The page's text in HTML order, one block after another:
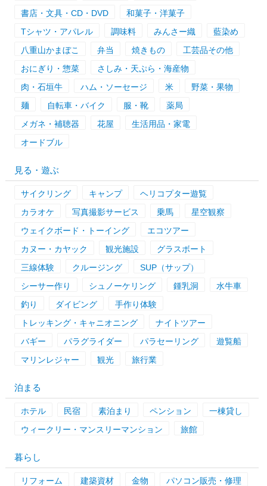
書店・文具・CD・DVD
和菓子・洋菓子
Tシャツ・アパレル
調味料 みんさー織
藍染め
八重山かまぼこ
弁当 焼きもの
工芸品その他
おにぎり・惣菜
さしみ・天ぷら・海産物
肉・石垣牛
ハム・ソーセージ 米
野菜・果物
麺
自転車・バイク 服・靴
薬局
メガネ・補聴器
花屋
生活用品・家電
オードブル
見る・遊ぶ
サイクリング キャンプ
ヘリコプター遊覧
カラオケ
写真撮影サービス 乗馬
星空観察
ウェイクボード・トーイング
エコツアー
カヌー・カヤック
観光施設
グラスボート
三線体験
クルージング
SUP（サップ）
シーサー作り
シュノーケリング 鍾乳洞
水牛車
釣り
ダイビング
手作り体験
トレッキング・キャニオニング
ナイトツアー
バギー
パラグライダー パラセーリング
遊覧船
マリンレジャー
観光 旅行業
泊まる
ホテル 民宿 素泊まり ペンション
一棟貸し
ウィークリー・マンスリーマンション
旅館
暮らし
リフォーム 建築資材 金物
パソコン販売・修理